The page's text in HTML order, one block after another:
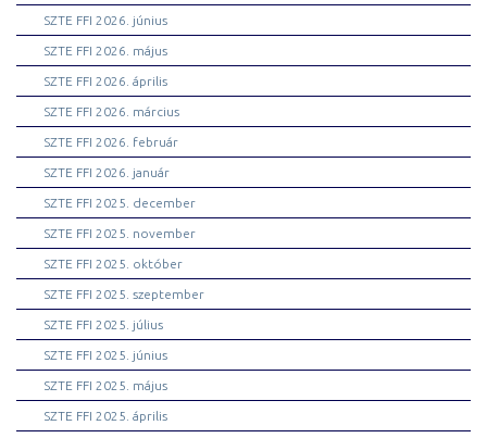
SZTE FFI 2026. június
SZTE FFI 2026. május
SZTE FFI 2026. április
SZTE FFI 2026. március
SZTE FFI 2026. február
SZTE FFI 2026. január
SZTE FFI 2025. december
SZTE FFI 2025. november
SZTE FFI 2025. október
SZTE FFI 2025. szeptember
SZTE FFI 2025. július
SZTE FFI 2025. június
SZTE FFI 2025. május
SZTE FFI 2025. április